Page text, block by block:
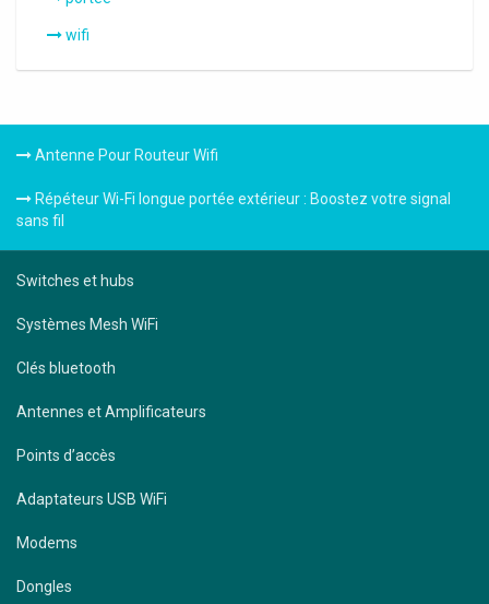
wifi
Antenne Pour Routeur Wifi
Répéteur Wi-Fi longue portée extérieur : Boostez votre signal
sans fil
Switches et hubs
Systèmes Mesh WiFi
Clés bluetooth
Antennes et Amplificateurs
Points d’accès
Adaptateurs USB WiFi
Modems
Dongles